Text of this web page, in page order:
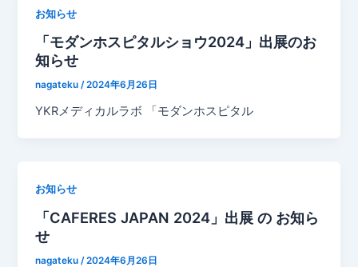
お知らせ
「モダンホスピタルショウ2024」出展のお
知らせ
nagateku/2024年6月26日
YKRメディカルラボ 「モダンホスピタル
お知らせ
「CAFERES JAPAN 2024」出展 の お知ら
せ
nagateku /2024年6月26日